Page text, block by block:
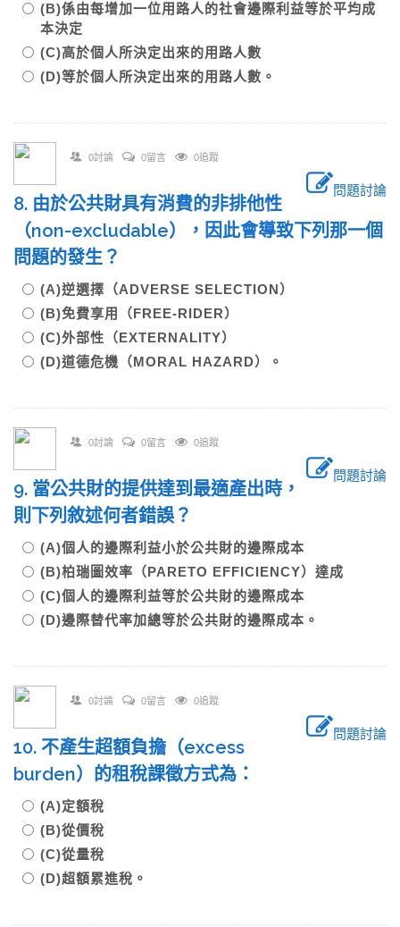
(B)係由每增加一位用路人的社會邊際利益等於平均成
本決定
(C)高於個人所決定出來的用路人數
(D)等於個人所決定出來的用路人數。
0討論 0留言 0追蹤
問題討論
8. 由於公共財具有消費的非排他性
（non-excludable），因此會導致下列那一個
問題的發生？
(A)逆選擇（ADVERSE SELECTION）
(B)免費享用（FREE-RIDER）
(C)外部性（EXTERNALITY）
(D)道德危機（MORAL HAZARD）。
0討論 0留言 0追蹤
問題討論
9. 當公共財的提供達到最適產出時，
則下列敘述何者錯誤？
(A)個人的邊際利益小於公共財的邊際成本
(B)柏瑞圖效率（PARETO EFFICIENCY）達成
(C)個人的邊際利益等於公共財的邊際成本
(D)邊際替代率加總等於公共財的邊際成本。
0討論 0留言 0追蹤
問題討論
10. 不產生超額負擔（excess
burden）的租稅課徵方式為：
(A)定額稅
(B)從價稅
(C)從量稅
(D)超額累進稅。